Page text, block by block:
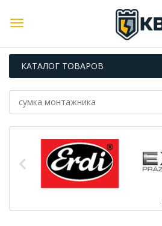
КАТАЛОГ ТОВАРОВ